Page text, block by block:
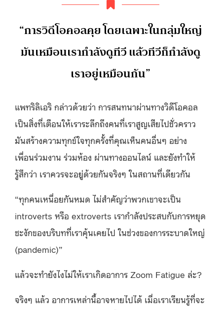
“การวิดีโอคอลคุย โดยเฉพาะในกลุ่มใหญ่
มันเหมือนเรากำลังดูทีวี แล้วทีวีก็กำลังดู
เราอยู่เหมือนกัน”
แพทริลิเอริ กล่าวด้วยว่า การสนทนาผ่านทางวิดีโอคอล
เป็นสิ่งที่เตือนให้เราระลึกถึงคนที่เราสูญเสียไปชั่วคราว
มันสร้างความทุกข์ใจทุกครั้งที่คุณเห็นคนอื่นๆ อย่าง
เพื่อนร่วมงาน ร่วมห้อง ผ่านทางออนไลน์ และยังทำให้
รู้สึกว่า เราควรจะอยู่ด้วยกันจริงๆ ในสถานที่เดียวกัน
“ทุกคนเหนื่อยกันหมด ไม่สำคัญว่าพวกเขาจะเป็น
introverts หรือ extroverts เรากำลังประสบกับการหยุด
ชะงักของบริบทที่เราคุ้นเคยไป ในช่วงของการระบาดใหญ่
(pandemic)”
แล้วจะทำยังไงไม่ให้เราเกิดอาการ Zoom Fatigue ล่ะ?
จริงๆ แล้ว อาการเหล่านี้อาจหายไปได้ เมื่อเราเรียนรู้ที่จะ